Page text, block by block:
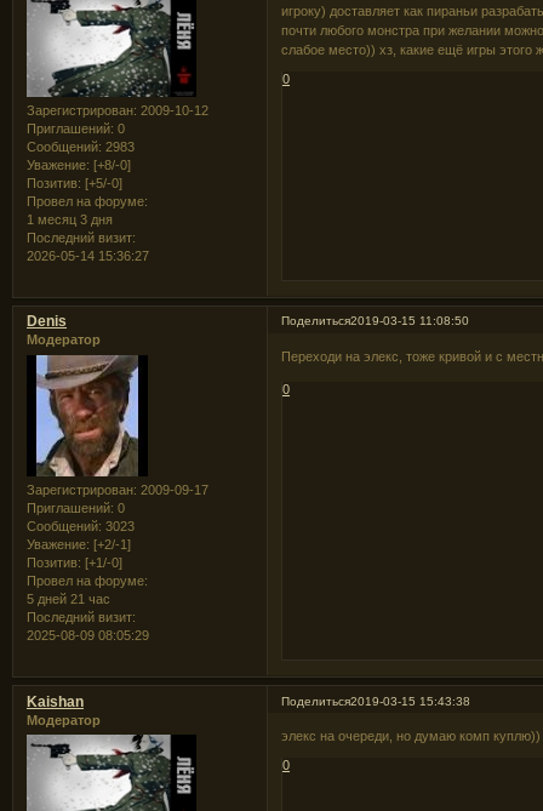
Зарегистрирован: 2009-10-12
Приглашений: 0
Сообщений: 2983
Уважение: [+8/-0]
Позитив: [+5/-0]
Провел на форуме:
1 месяц 3 дня
Последний визит:
2026-05-14 15:36:27
игроку) доставляет как пираньи
почти любого монстра при желании
слабое место)) хз, какие ещё игры этого
0
Поделиться2019-03-15 11:08:50
Denis
Модератор
Зарегистрирован: 2009-09-17
Приглашений: 0
Сообщений: 3023
Уважение: [+2/-1]
Позитив: [+1/-0]
Провел на форуме:
5 дней 21 час
Последний визит:
2025-08-09 08:05:29
Переходи на элекс, тоже кривой и с
0
Поделиться2019-03-15 15:43:38
Kaishan
Модератор
элекс на очереди, но думаю комп куплю))
0